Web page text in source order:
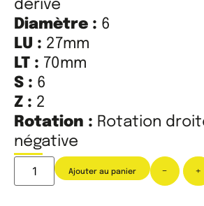
dérivé
Diamètre : 6
LU : 27mm
LT : 70mm
S : 6
Z : 2
Rotation : Rotation
négative
- +
Ajouter au panier